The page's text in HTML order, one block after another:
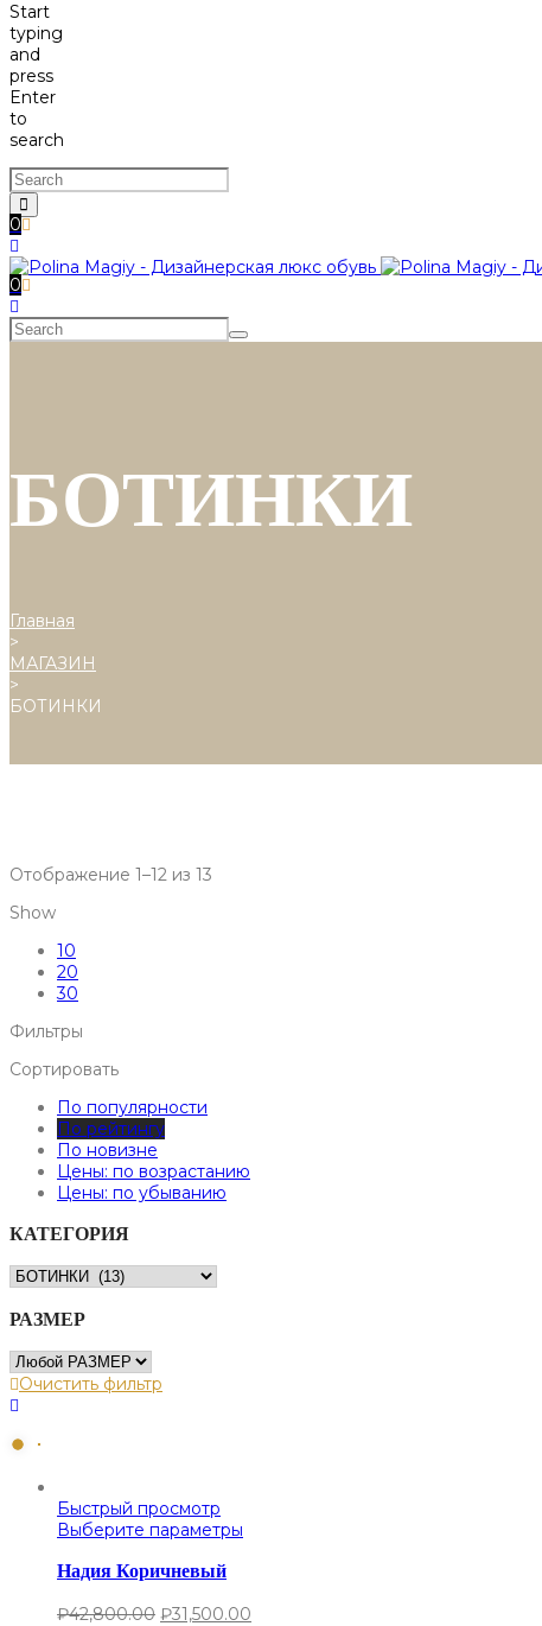
Start
typing
and
press
Enter
to
search
0
0
БОТИНКИ
Главная
>
МАГАЗИН
>
БОТИНКИ
Отображение 1–12 из 13
Show
10
20
30
Фильтры
Сортировать
По популярности
По рейтингу
По новизне
Цены: по возрастанию
Цены: по убыванию
КАТЕГОРИЯ
РАЗМЕР
Очистить фильтр
Быстрый просмотр
Выберите параметры
Надия Коричневый
₽42,800.00 ₽31,500.00